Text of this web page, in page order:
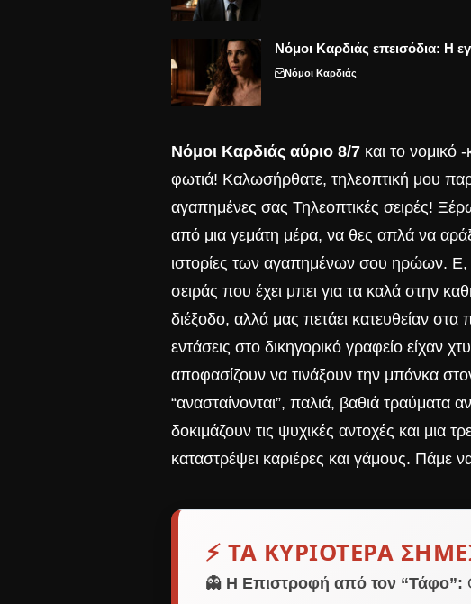
Νόμοι Καρδιάς επεισόδια: Η
Νόμοι Καρδιάς
Νόμοι Καρδιάς αύριο 8/7 και το νομικό
φωτιά! Καλωσήρθατε, τηλεοπτική μου
αγαπημένες σας Τηλεοπτικές σειρές!
από μια γεμάτη μέρα, να θες απλά να
ιστορίες των αγαπημένων σου ηρώων. Ε,
σειράς που έχει μπει για τα καλά στην
διέξοδο, αλλά μας πετάει κατευθείαν στα
εντάσεις στο δικηγορικό γραφείο είχαν
αποφασίζουν να τινάξουν την μπάνκα
“ανασταίνονται”, παλιά, βαθιά τραύματα
δοκιμάζουν τις ψυχικές αντοχές και μια
καταστρέψει καριέρες και γάμους. Πάμε
⚡ ΤΑ ΚΥΡΙΌΤΕΡΑ
👻 Η Επιστροφή από τον “Τάφο”: